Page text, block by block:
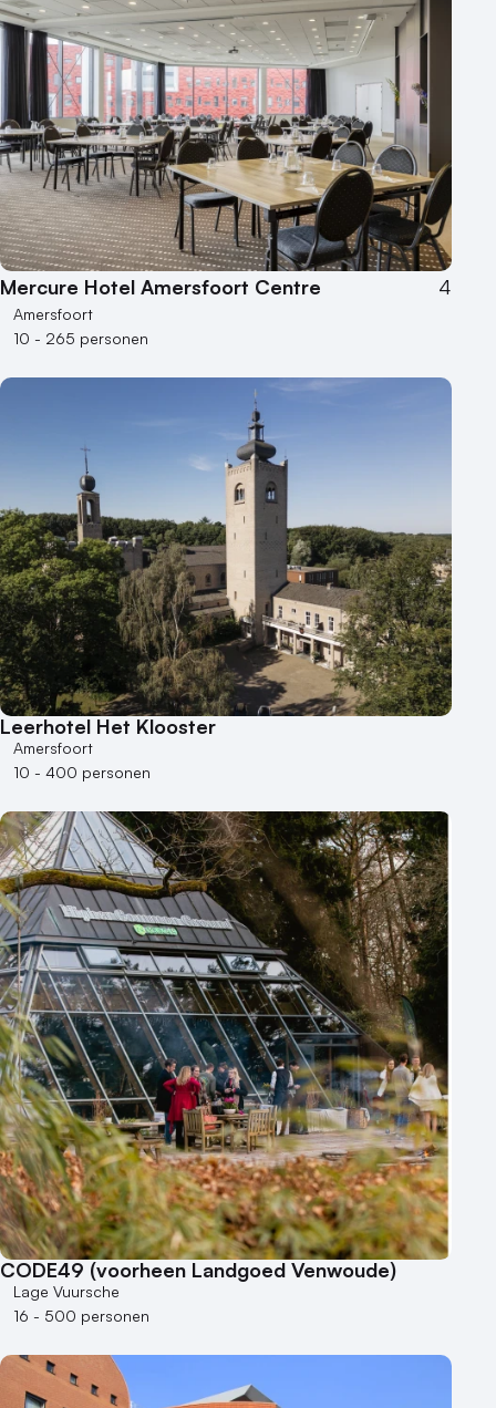
Mercure Hotel Amersfoort Centre 4
Amersfoort
10 - 265 personen
Leerhotel Het Klooster
Amersfoort
10 - 400 personen
CODE49 (voorheen Landgoed Venwoude)
Lage Vuursche
16 - 500 personen